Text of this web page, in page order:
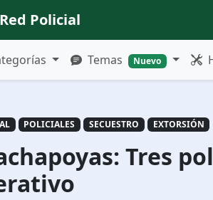
Red Policial
Temas Nuevo
POLICIALES SECUESTRO EXTORSIÓN
Tres